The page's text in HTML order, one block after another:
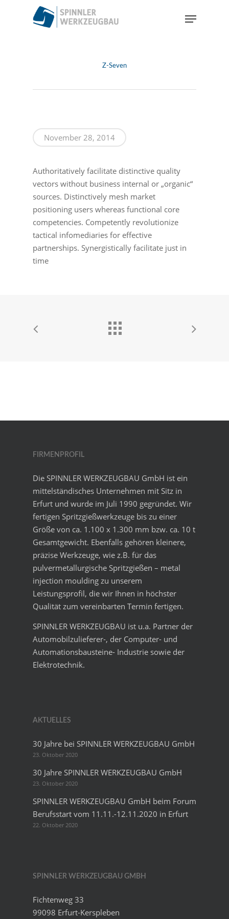
Menu
Z-Seven
November 28, 2014
Authoritatively facilitate distinctive quality
vectors without business internal or „organic“
sources. Distinctively mesh market
positioning users whereas functional core
competencies. Competently revolutionize
tactical infomediaries for effective
partnerships. Synergistically facilitate just in
time
FIRMENPROFIL
Die SPINNLER WERKZEUGBAU GmbH ist ein
mittelständisches Unternehmen mit Sitz in
Erfurt und wurde im Juli 1990 gegründet. Wir
fertigen Spritzgießwerkzeuge bis zu einer
Größe von ca. 1.100 x 1.300 mm bzw. ca. 10 t
Gesamtgewicht. Ebenfalls gehören kleinere,
präzise Werkzeuge, wie z.B. für das
pulvermetallurgische Spritzgießen – metal
injection moulding zu unserem
Leistungsprofil, die wir Ihnen in höchster
Qualität zum vereinbarten Termin fertigen.
SPINNLER WERKZEUGBAU ist u.a. Partner der
Automobilzulieferer-, der Computer- und
Automationsbausteine- Industrie sowie der
Elektrotechnik.
AKTUELLES
30 Jahre bei SPINNLER WERKZEUGBAU GmbH
23. Oktober 2020
30 Jahre SPINNLER WERKZEUGBAU GmbH
23. Oktober 2020
SPINNLER WERKZEUGBAU GmbH beim Forum
Berufsstart vom 11.11.-12.11.2020 in Erfurt
22. Oktober 2020
SPINNLER WERKZEUGBAU GMBH
Fichtenweg 33
99098 Erfurt-Kerspleben